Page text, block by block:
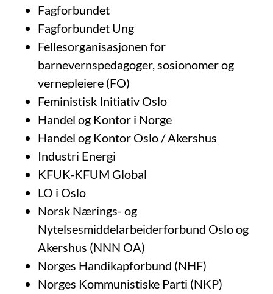
Fagforbundet
Fagforbundet Ung
Fellesorganisasjonen for
barnevernspedagoger, sosionomer og
vernepleiere (FO)
Feministisk Initiativ Oslo
Handel og Kontor i Norge
Handel og Kontor Oslo / Akershus
Industri Energi
KFUK-KFUM Global
LO i Oslo
Norsk Nærings- og
Nytelsesmiddelarbeiderforbund Oslo og
Akershus (NNN OA)
Norges Handikapforbund (NHF)
Norges Kommunistiske Parti (NKP)